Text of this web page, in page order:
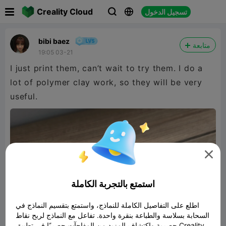
Creality Cloud   تسجيل الدخول
bibi baez
19:05 03-21
متابعة
I just print them, can’t wait to try them. I do a
lot of polymer clay work, so they will be very
useful.

استمتع بالتجربة الكاملة
اطلع على التفاصيل الكاملة للنماذج، واستمتع بتقسيم النماذج في
السحابة بسلاسة والطباعة بنقرة واحدة. تفاعل مع النماذج لربح نقاط